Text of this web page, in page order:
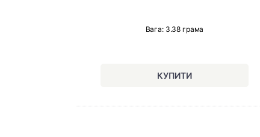
Вага: 3.38 грама